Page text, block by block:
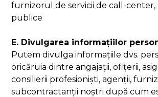
furnizorul de servicii de call-
publice
E. Divulgarea informațiilor
Putem divulga informațiile dvs.
oricăruia dintre angajații, ofițerii,
consilierii profesioniști, agenții,
subcontractanții noștri după cum